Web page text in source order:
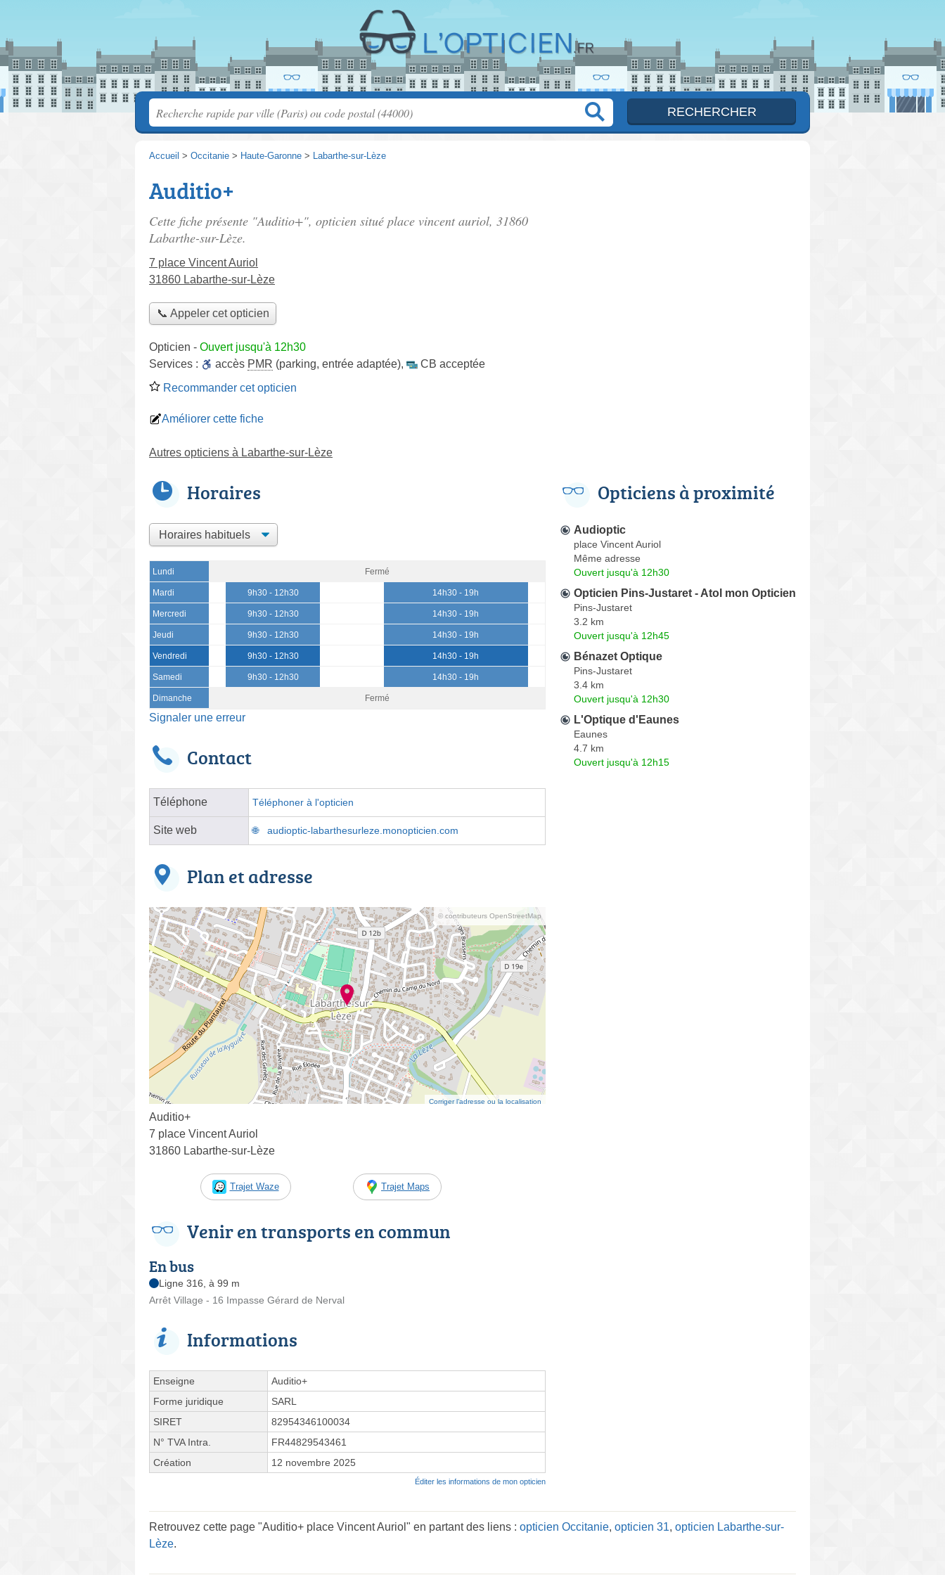
Accueil > Occitanie > Haute-Garonne > Labarthe-sur-Lèze
Auditio+
Cette fiche présente "Auditio+", opticien situé place vincent auriol, 31860
Labarthe-sur-Lèze.
7 place Vincent Auriol
31860 Labarthe-sur-Lèze
📞 Appeler cet opticien
Opticien - Ouvert jusqu'à 12h30
Services :
accès PMR (parking, entrée adaptée),
CB acceptée
Recommander cet opticien
Améliorer cette fiche
Autres opticiens à Labarthe-sur-Lèze
Horaires
Lundi Fermé
Mardi 9h30 - 12h30 14h30 - 19h
Mercredi 9h30 - 12h30 14h30 - 19h
Jeudi 9h30 - 12h30 14h30 - 19h
Vendredi 9h30 - 12h30 14h30 - 19h
Samedi 9h30 - 12h30 14h30 - 19h
Dimanche Fermé
Signaler une erreur
Contact
Téléphone Téléphoner à l'opticien
Site web audioptic-labarthesurleze.monopticien.com
Plan et adresse
© contributeurs OpenStreetMap
Corriger l’adresse ou la localisation
Auditio+
7 place Vincent Auriol
31860 Labarthe-sur-Lèze
Trajet Waze Trajet Maps
Venir en transports en commun
En bus
Ligne 316, à 99 m
Arrêt Village - 16 Impasse Gérard de Nerval
Informations
Enseigne
Auditio+
Forme juridique
SARL
SIRET
82954346100034
N° TVA Intra.
FR44829543461
Création
12 novembre 2025
Éditer les informations de mon opticien
Opticiens à proximité
Audioptic
place Vincent Auriol
Même adresse
Ouvert jusqu'à 12h30
Opticien Pins-Justaret - Atol mon Opticien
Pins-Justaret
3.2 km
Ouvert jusqu'à 12h45
Bénazet Optique
Pins-Justaret
3.4 km
Ouvert jusqu'à 12h30
L'Optique d'Eaunes
Eaunes
4.7 km
Ouvert jusqu'à 12h15
Retrouvez cette page "Auditio+ place Vincent Auriol" en partant des liens : opticien Occitanie, opticien 31, opticien Labarthe-sur-
Lèze.